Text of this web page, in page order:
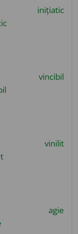
inițiatic
vincibil
vinilit
agie